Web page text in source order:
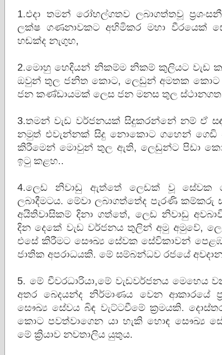
1.එදා තමන් රෝහල්ගතව ලබාගත්තවූ
ලක්ෂ ගණනාවකට අහිමිකර මහා වීරයෙක්
හඬක්ද නැගුහ,
2.මොහු හෙදියන් නිකම්ම නිකම් කුලියට වැඩ
ඔවුන් තුල ජනිත කොට, ලෙඩුන් අමතක කොට
ජන කණ්ඩායමක් ලෙස ජන මනස තුල
3.තමන් වැඩ වර්ජනයක් සිදුකරන්නේ නම් ඒ
නමුත් එවැන්නක් සිදු නොකොට ගහෙන් ගෙඩි
කිරීමෙන් මොවුන් තුල ඇති, ලෙඩුන්ට පිඩා
ඉටු කළහ..
4.ලෙඩ නිවාඩු ඇත්තේ ලෙඩක් වූ සේවක
ලබාදීමටය. මේවා ලබාගත්තේද පැරණි
අයිතිවාසිකම් දිනා ගත්තේ, ලෙඩ නිවාඩු
දින දෙකේ වැඩ වර්ජනය තුලින් අමු අමුවේ,
එසේ කිරීමට සෞඛ්‍ය සේවක සේවිකාවන්
ජාතික අපරාධයකි. මේ සම්බන්ධව රජයේ
5. මේ චීවරධාරියා,මේ වැඩවර්ජනය මෙහෙය
අතර බෙදයන්ද නිර්මාණය වෙන ආකාරයේ
සෞඛ්‍ය සේවය බිඳ වැට්ටවීමේ ක්‍රමයකි.
කොට පවත්වාගෙන යා හැකි හොඳ සෞඛ්‍ය
මේ ක්‍රියාව නවතාලිය යුතුය.